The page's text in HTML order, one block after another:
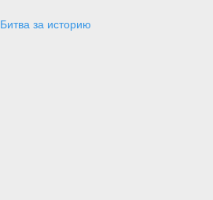
Битва за историю